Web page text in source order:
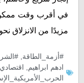
في أقرب وقت
مزيدًا من الانزلاق
#أزمة_الطاقة
ادهم ابراهيم
اقتصادي